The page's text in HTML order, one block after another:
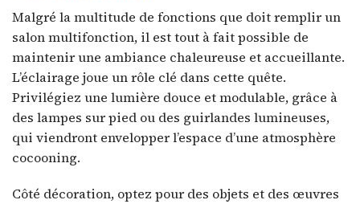
Malgré la multitude de fonctions que doit remplir un
salon multifonction, il est tout à fait possible de
maintenir une ambiance chaleureuse et accueillante.
L’éclairage joue un rôle clé dans cette quête.
Privilégiez une lumière douce et modulable, grâce à
des lampes sur pied ou des guirlandes lumineuses,
qui viendront envelopper l’espace d’une atmosphère
cocooning.
Côté décoration, optez pour des objets et des œuvres